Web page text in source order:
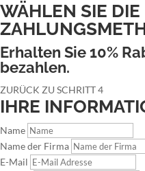
WÄHLEN SIE DIE
Erhalten Sie 10%
bezahlen.
ZURÜCK ZU SCHRITT 4
IHRE
Name
Name der Firma
E-Mail